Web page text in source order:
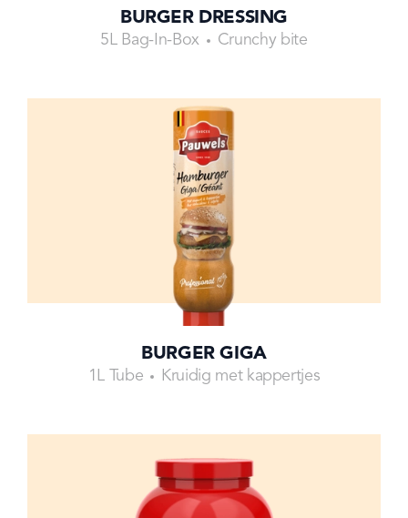
BURGER DRESSING
5L Bag-In-Box Crunchy bite
BURGER GIGA
1L Tube Kruidig met kappertjes